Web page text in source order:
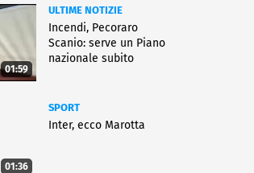
01:59
ULTIME NOTIZIE
Incendi, Pecoraro
Scanio: serve un Piano
nazionale subito
01:36
SPORT
Inter, ecco Marotta